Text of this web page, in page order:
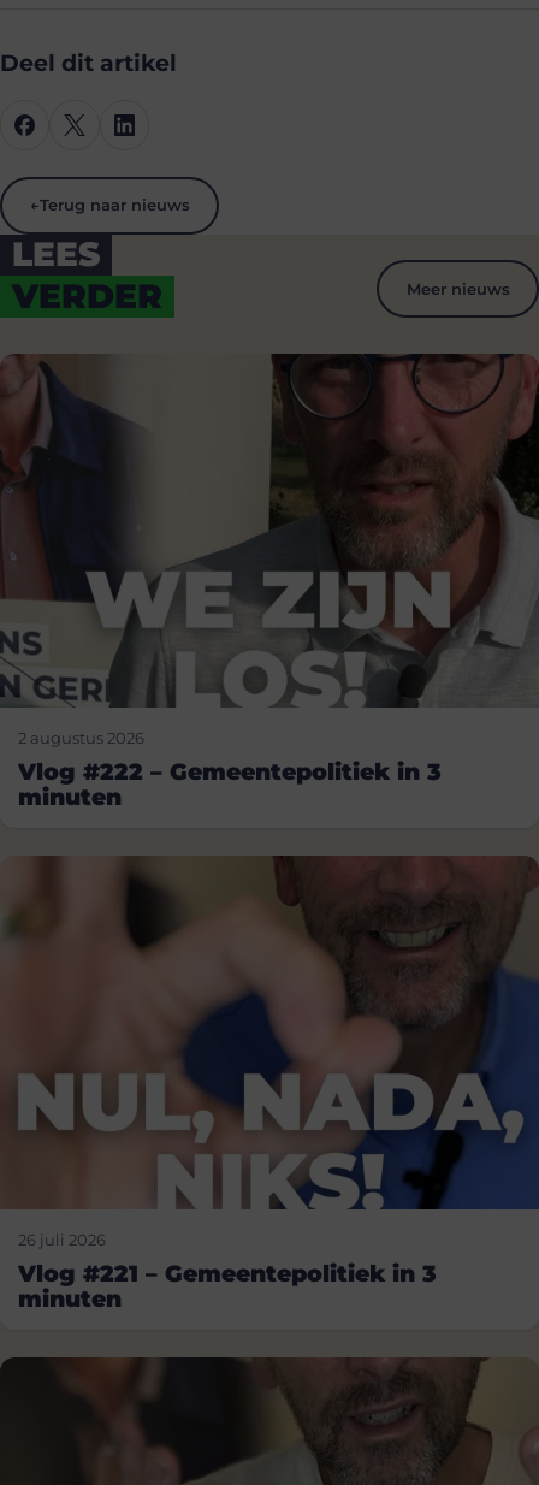
Deel dit artikel
←Terug naar nieuws
LEES
VERDER
Meer nieuws
2 augustus 2026
Vlog #222 – Gemeentepolitiek in 3
minuten
26 juli 2026
Vlog #221 – Gemeentepolitiek in 3
minuten